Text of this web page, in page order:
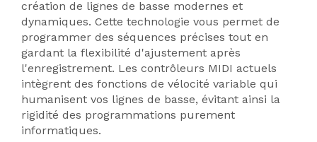
création de lignes de basse modernes et
dynamiques. Cette technologie vous permet de
programmer des séquences précises tout en
gardant la flexibilité d'ajustement après
l'enregistrement. Les contrôleurs MIDI actuels
intègrent des fonctions de vélocité variable qui
humanisent vos lignes de basse, évitant ainsi la
rigidité des programmations purement
informatiques.